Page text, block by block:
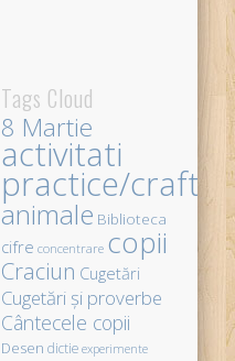
Tags Cloud
8 Martie
activitati
practice/crafts
animale Biblioteca
cifre concentrare copii
Craciun Cugetări
Cugetări şi proverbe
Cântecele copii
Desen dictie experimente